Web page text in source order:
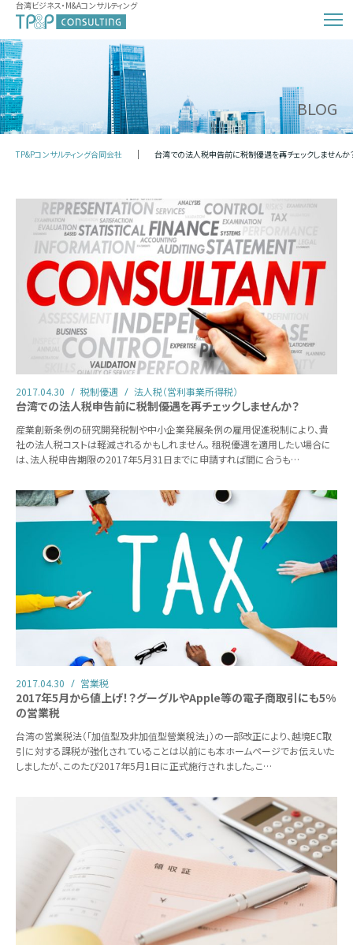
台湾ビジネス・M&Aコンサルティング
BLOG
TP&Pコンサルティング合同会社 台湾での法人税申告前に税制優遇を再チェックしませんか
2017.04.30 税制優遇 法人税（営利事業所得税）
台湾での法人税申告前に税制優遇を再チェックしませんか？
産業創新条例の研究開発税制や中小企業発展条例の雇用促進税制により、貴
社の法人税コストは軽減されるかもしれません。 租税優遇を適用したい場合に
は、法人税申告期限の2017年5月31日までに申請すれば間に合うも…
2017.04.30 営業税
2017年5月から値上げ！？グーグルやApple等の電子商取引にも5%
の営業税
台湾の営業税法（「加值型及非加值型營業稅法」）の一部改正により、越境EC取
引に対する課税が強化されていることは以前にも本ホームページでお伝えいた
しましたが、このたび2017年5月1日に正式施行されました。こ…